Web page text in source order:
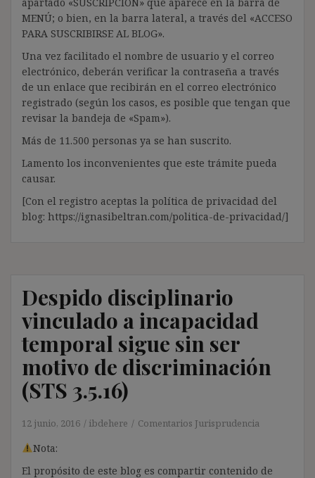
MENÚ; o bien, en la barra lateral, a través del «ACCESO
PARA SUSCRIBIRSE AL BLOG».
Una vez facilitado el nombre de usuario y el correo
electrónico, deberán verificar la contraseña a través
de un enlace que recibirán en el correo electrónico
registrado (según los casos, es posible que tengan que
revisar la bandeja de «Spam»).
Más de 11.500 personas ya se han suscrito.
Lamento los inconvenientes que este trámite pueda
causar.
[Con el registro aceptas la política de privacidad del
blog: https://ignasibeltran.com/politica-de-privacidad/]
Despido disciplinario
vinculado a incapacidad
temporal sigue sin ser
motivo de discriminación
(STS 3.5.16)
12 junio, 2016 ibdehere Comentarios Jurisprudencia
Nota:
El propósito de este blog es compartir contenido de